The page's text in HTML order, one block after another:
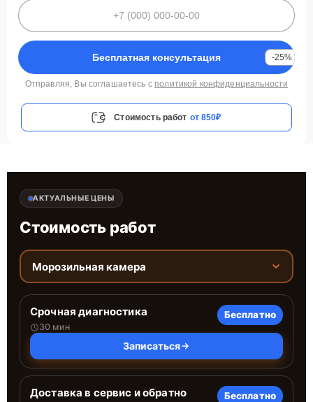
Бесплатная консультация -25%
Отправляя, Вы соглашаетесь с политикой конфиденциальности
Стоимость работ от 850₽
АКТУАЛЬНЫЕ ЦЕНЫ
Стоимость работ
Морозильная камера
Срочная диагностика
30 мин
Бесплатно
Записаться
Доставка в сервис и обратно Бесплатно